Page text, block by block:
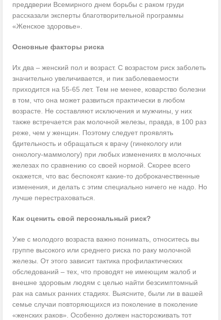
преддверии Всемирного днем борьбы с раком груди
рассказали эксперты благотворительной программы
«Женское здоровье».
Основные факторы риска
Их два – женский пол и возраст. С возрастом риск заболеть
значительно увеличивается, и пик заболеваемости
приходится на 55-65 лет. Тем не менее, коварство болезни
в том, что она может развиться практически в любом
возрасте. Не составляют исключения и мужчины, у них
также встречается рак молочной железы, правда, в 100 раз
реже, чем у женщин. Поэтому следует проявлять
бдительность и обращаться к врачу (гинекологу или
онкологу-маммологу) при любых изменениях в молочных
железах по сравнению со своей нормой. Скорее всего
окажется, что вас беспокоят какие-то доброкачественные
изменения, и делать с этим специально ничего не надо. Но
лучше перестраховаться.
Как оценить свой персональный риск?
Уже с молодого возраста важно понимать, относитесь вы
группе высокого или среднего риска по раку молочной
железы. От этого зависит тактика профилактических
обследований – тех, что проводят не имеющим жалоб и
внешне здоровым людям с целью найти безсимптомный
рак на самых ранних стадиях. Выясните, были ли в вашей
семье случаи повторяющихся из поколение в поколение
«женских раков». Особенно должен настороживать тот